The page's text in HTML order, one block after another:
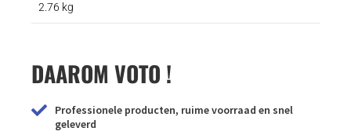
2.76 kg
DAAROM VOTO !
Professionele producten, ruime voorraad en snel
geleverd